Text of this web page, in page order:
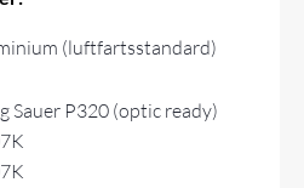
(luftfartsstandard)
Sauer P320 (optic ready)